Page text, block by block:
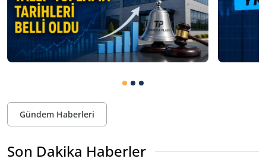
Gündem Haberleri
Son Dakika Haberler